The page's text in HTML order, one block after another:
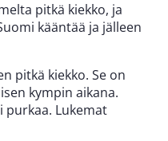
pitkä kiekko, ja
kääntää ja jälleen
pitkä kiekko. Se on
kympin aikana.
purkaa. Lukemat